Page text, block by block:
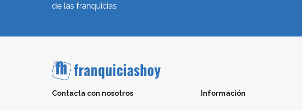
de las franquicias
Contacta con nosotros Información